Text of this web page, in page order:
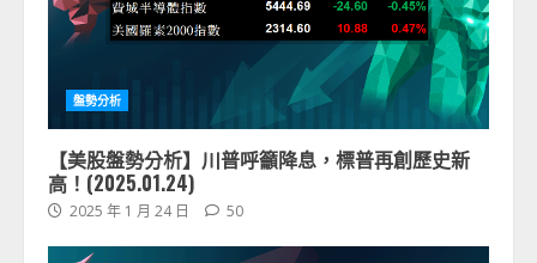
盤勢分析
【美股盤勢分析】川普呼籲降息，標普再創歷史新
高！(2025.01.24)
2025 年 1 月 24 日 50